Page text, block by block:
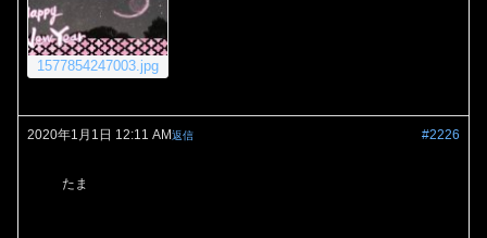
1577854247003.jpg
2020年1月1日 12:11 AM #2226
返信
たま